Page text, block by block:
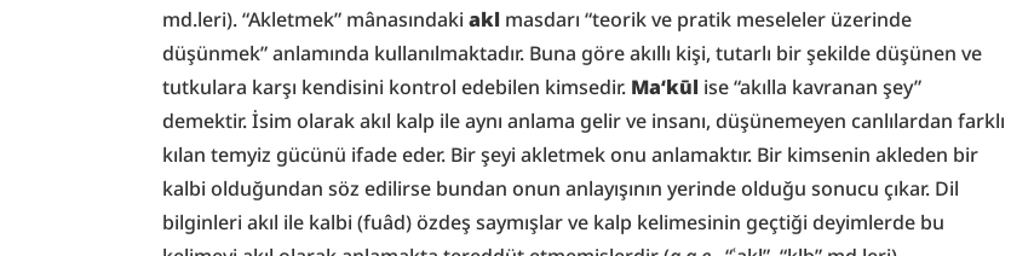
md.leri). “Akletmek” mânasındaki akl masdarı “teorik ve pratik meseleler üzerinde
düşünmek” anlamında kullanılmaktadır. Buna göre akıllı kişi, tutarlı bir şekilde düşünen ve
tutkulara karşı kendisini kontrol edebilen kimsedir. Ma‘kūl ise “akılla kavranan şey”
demektir. İsim olarak akıl kalp ile aynı anlama gelir ve insanı, düşünemeyen canlılardan farklı
kılan temyiz gücünü ifade eder. Bir şeyi akletmek onu anlamaktır. Bir kimsenin akleden bir
kalbi olduğundan söz edilirse bundan onun anlayışının yerinde olduğu sonucu çıkar. Dil
bilginleri akıl ile kalbi (fuâd) özdeş saymışlar ve kalp kelimesinin geçtiği deyimlerde bu